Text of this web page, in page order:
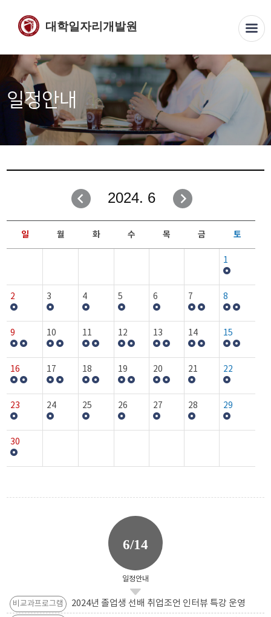
대학일자리개발원
일정안내
2024. 6
일 월 화 수 목 금 토
1
2 3 4 5 6 7 8
9 10 11 12 13 14 15
16 17 18 19 20 21 22
23 24 25 26 27 28 29
30
6/14
일정안내
비교과프로그램 2024년 졸업생 선배 취업조언 인터뷰 특강 운영